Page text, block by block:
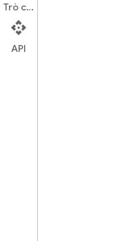
Bạn muốn ứng
Các
của
Trò chuyện
API